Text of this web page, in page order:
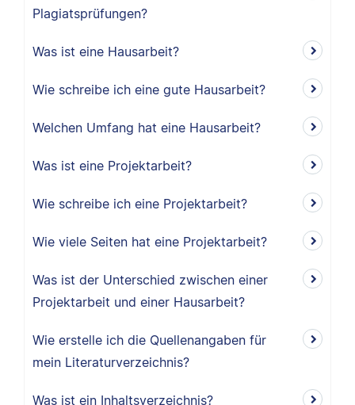
Plagiatsprüfungen?
Was ist eine Hausarbeit?
Wie schreibe ich eine gute Hausarbeit?
Welchen Umfang hat eine Hausarbeit?
Was ist eine Projektarbeit?
Wie schreibe ich eine Projektarbeit?
Wie viele Seiten hat eine Projektarbeit?
Was ist der Unterschied zwischen einer
Projektarbeit und einer Hausarbeit?
Wie erstelle ich die Quellenangaben für
mein Literaturverzeichnis?
Was ist ein Inhaltsverzeichnis?